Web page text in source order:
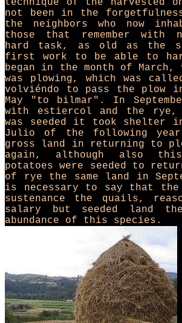
technique of the harvested
not been in the forgetfulness
the neighbors who now
those that remember with
hard task, as old as the
first work to be able to
began in the month of March,
was plowing, which was
volviéndo to pass the plow
May "to bilmar". In
with estiercol and the rye,
was seeded it took shelter
Julio of the following
gross land in returning to
again, although also this
potatoes were seeded to
of rye the same land in
is necessary to say that the
sustenance the quails,
salary but seeded land
abundance of this species.